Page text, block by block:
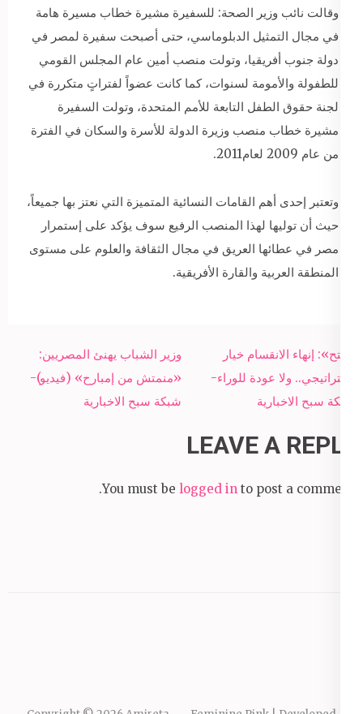
وقالت نائب وزير الصحة: للسفيرة مشيرة خطاب مسيرة هامة
في مجال التمثيل الدبلوماسي، حتى أصبحت سفيرة لمصر في
دولة جنوب أفريقيا، وتولت منصب أمين عام المجلس القومي
للطفولة والأمومة لسنوات، كما كانت عضواً لفتراتٍ متكررة في
لجنة حقوق الطفل التابعة للأمم المتحدة، وتولت السفيرة
مشيرة خطاب منصب وزيرة الدولة للأسرة والسكان في الفترة
من عام 2009 لعام2011.
وتعتبر إحدى أهم القامات النسائية المتميزة التي نعتز بها جميعاً،
حيث أن توليها لهذا المنصب الرفيع سوف يؤكد على إستمرار
مصر في عطائها العريق في مجال الثقافة والعلوم على مستوى
المنطقة العربية والقارة الأفريقية.
Post
navigation
وزير الشباب يهنئ المصريين:
«منمتش من إمبارح» (فيديو)-
شبكة سبح الاخبارية
«فتح»: إنهاء الانقسام خيار
استراتيجي.. ولا عودة للوراء-
شبكة سبح الاخبارية
LEAVE A REPLY
You must be logged in to post a comment.